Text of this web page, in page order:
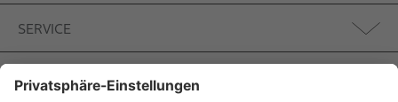
SERVICE
BADIDEEN